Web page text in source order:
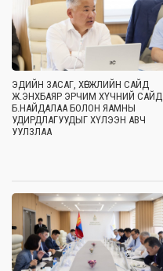
ЭДИЙН ЗАСАГ, ХӨГЖЛИЙН САЙД
Ж.ЭНХБАЯР ЭРЧИМ ХҮЧНИЙ САЙД
Б.НАЙДАЛАА БОЛОН ЯАМНЫ
УДИРДЛАГУУДЫГ ХҮЛЭЭН АВЧ
УУЛЗЛАА